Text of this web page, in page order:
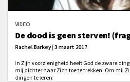
VIDEO
De dood is geen sterven!
Rachel Barkey | 3 maart 2017
In Zijn voorzienigheid heeft God de zware
mij dichter naar Zich toe te trekken. Om mij
dingen te leren.